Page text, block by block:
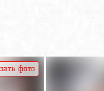
фото